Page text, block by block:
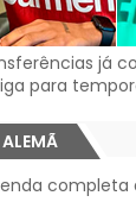
já
para
completa